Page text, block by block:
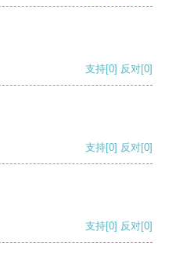
支持[0] 反对[0]
支持[0] 反对[0]
支持[0] 反对[0]